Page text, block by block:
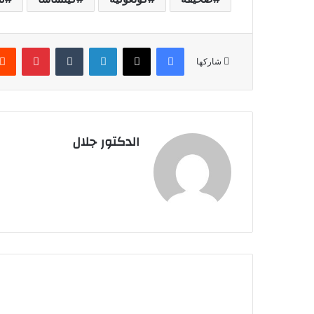
شاركها
فيسبوك X لينكدإن
الدكتور جلال